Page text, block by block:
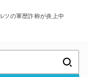
ツの軍歴詐称が炎上中